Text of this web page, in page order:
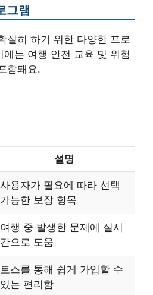
그램
실히 하기 위한 다양한 프로
에는 여행 안전 교육 및 위험
함돼요.
설명
사용자가 필요에 따라 선택
가능한 보장 항목
여행 중 발생한 문제에 실시
간으로 도움
토스를 통해 쉽게 가입할 수
있는 편리함